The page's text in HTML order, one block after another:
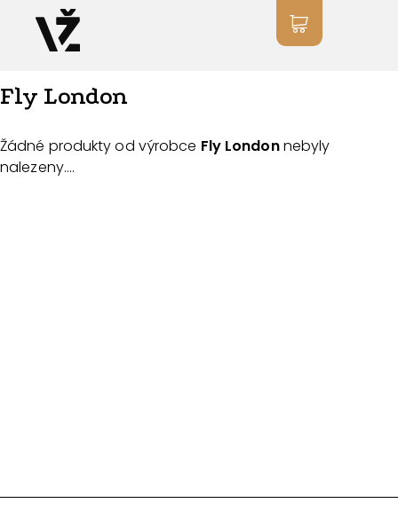
Fly London
Žádné produkty od výrobce Fly Londonnebyly
nalezeny....